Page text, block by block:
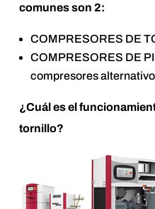
comunes son 2:
COMPRESORES DE
COMPRESORES DE
compresores
¿Cuál es el
tornillo?